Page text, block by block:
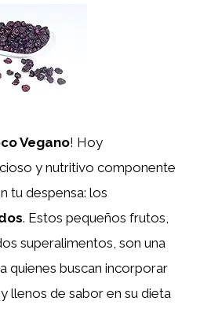
Vegano! Hoy
y nutritivo componente
tu despensa: los
. Estos pequeños frutos,
superalimentos, son una
quienes buscan incorporar
llenos de sabor en su dieta